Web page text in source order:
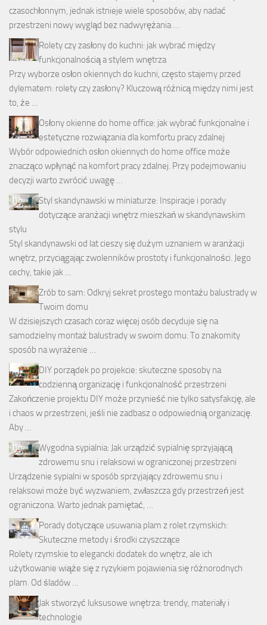
czasochłonnym, jednak istnieje wiele sposobów, aby nadać
przestrzeni nowy wygląd bez nadwyrężania …
Rolety czy zasłony do kuchni: jak wybrać między
funkcjonalnością a stylem wnętrza
Przy wyborze osłon okiennych do kuchni, często stajemy przed
dylematem: rolety czy zasłony? Kluczową różnicą między nimi jest
to, że …
Osłony okienne do home office: jak wybrać funkcjonalne i
estetyczne rozwiązania dla komfortu pracy zdalnej
Wybór odpowiednich osłon okiennych do home office może
znacząco wpłynąć na komfort pracy zdalnej. Przy podejmowaniu
decyzji warto zwrócić uwagę …
Styl skandynawski w miniaturze: Inspiracje i porady
dotyczące aranżacji wnętrz mieszkań w skandynawskim
stylu
Styl skandynawski od lat cieszy się dużym uznaniem w aranżacji
wnętrz, przyciągając zwolenników prostoty i funkcjonalności. Jego
cechy, takie jak …
Zrób to sam: Odkryj sekret prostego montażu balustrady w
Twoim domu
W dzisiejszych czasach coraz więcej osób decyduje się na
samodzielny montaż balustrady w swoim domu. To znakomity
sposób na wyrażenie …
DIY porządek po projekcie: skuteczne sposoby na
codzienną organizację i funkcjonalność przestrzeni
Zakończenie projektu DIY może przynieść nie tylko satysfakcję, ale
i chaos w przestrzeni, jeśli nie zadbasz o odpowiednią organizację.
Aby …
Wygodna sypialnia: Jak urządzić sypialnię sprzyjającą
zdrowemu snu i relaksowi w ograniczonej przestrzeni
Urządzenie sypialni w sposób sprzyjający zdrowemu snu i
relaksowi może być wyzwaniem, zwłaszcza gdy przestrzeń jest
ograniczona. Warto jednak pamiętać, …
Porady dotyczące usuwania plam z rolet rzymskich:
Skuteczne metody i środki czyszczące
Rolety rzymskie to elegancki dodatek do wnętrz, ale ich
użytkowanie wiąże się z ryzykiem pojawienia się różnorodnych
plam. Od śladów …
Jak stworzyć luksusowe wnętrza: trendy, materiały i
technologie